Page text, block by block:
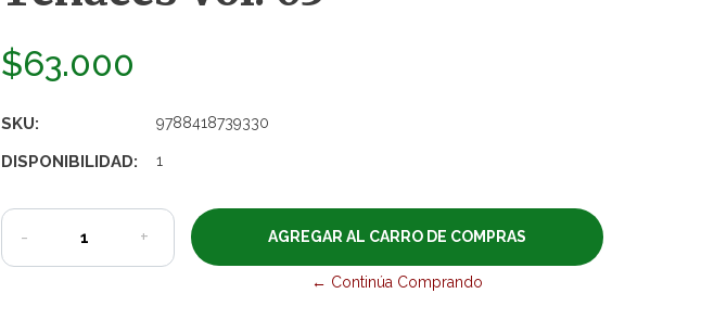
$63.000
SKU: 9788418739330
DISPONIBILIDAD: 1
- +
← Continúa Comprando